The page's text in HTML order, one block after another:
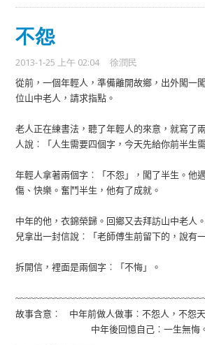
不怨
2013-1-25 上午 02:04
徐潤民
從前，一個年輕人，準備離開故鄉，出外闖一
位山中老人，請求指點。
老人正在練書法，聽了年輕人的來意，就寫了
人說︰「人生需要四個字，今天先給你前半生
年輕人拿著兩個字︰「不怨」，闖了半生。他
傷、快樂。奮鬥半生，他有了成就。
中年的他，衣錦榮歸。回鄉又去拜訪山中老人
兒拿出一封信說︰「老師傅生前留下的，說有
拆開信，裡面是兩個字︰「不悔」。
故事含意︰
中年前做人做事︰不怨人，不怨
中年後回憶自己︰一生無悔